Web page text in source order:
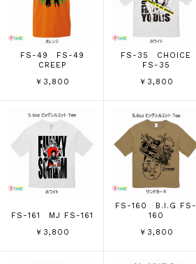
FS-49 FS-49
CREEP
￥3,800
FS-35 CHOICE
FS-35
￥3,800
FS-161 MJ FS-161
￥3,800
FS-160 B.I.G FS-
160
￥3,800